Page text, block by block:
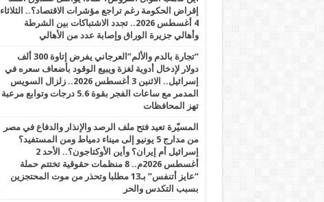
إقراض الحكومة رغم تراجع مؤشرات الاقتصاد؟.. الثلاثاء
4 أغسطس 2026.. تجدد الاشتباكات بين الشرطة
وأهالي جزيرة الوراق وإصابة عدد من الأهالي
“تجارة بالدم والألم”العرجاني يفرض إتاوة 300 ألف
دولار لإدخال أدوية لغزة ويبيع الوقود بأضعاف سعره في
إسرائيل.. الاثنين 3 أغسطس 2026.. زلزال السويس
المدمر مع ساعات الفجر بقوة 5.6 درجات وتوابع مرعبة
تهز المحافظات
المسيّرة تعيد فتح ملف الرصد والإنذار والدفاع في مصر
من مدارج 5 يونيو إلى ميناء دمياط ومن المستفيد؟
إسرائيل أم إيران؟ وأين الأوكتاجون؟.. الأحد 2
أغسطس 2026م.. 8 منظمات حقوقية تختتم حملة
“عايز أتنفس” بـ13 مطلبا وتحذر من موت المحتجزين
بسبب التكدس والحر